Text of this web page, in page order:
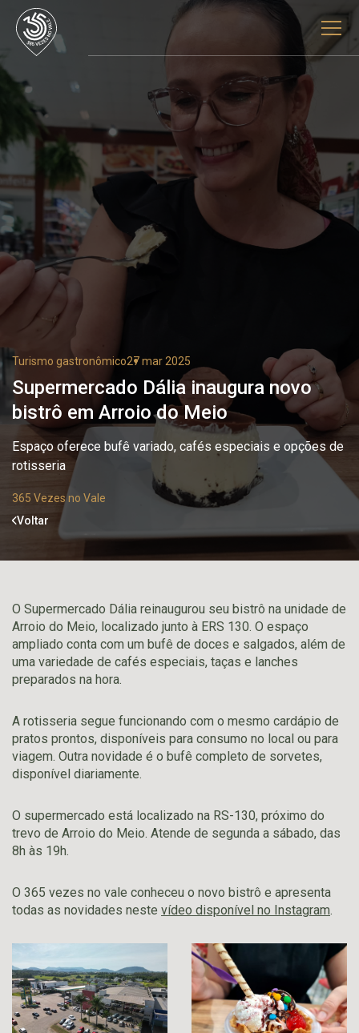
Turismo gastronômico27 mar 2025
Supermercado Dália inaugura novo
bistrô em Arroio do Meio
Espaço oferece bufê variado, cafés especiais e opções de
rotisseria
365 Vezes no Vale
Voltar
O Supermercado Dália reinaugurou seu bistrô na unidade de
Arroio do Meio, localizado junto à ERS 130. O espaço
ampliado conta com um bufê de doces e salgados, além de
uma variedade de cafés especiais, taças e lanches
preparados na hora.
A rotisseria segue funcionando com o mesmo cardápio de
pratos prontos, disponíveis para consumo no local ou para
viagem. Outra novidade é o bufê completo de sorvetes,
disponível diariamente.
O supermercado está localizado na RS-130, próximo do
trevo de Arroio do Meio. Atende de segunda a sábado, das
8h às 19h.
O 365 vezes no vale conheceu o novo bistrô e apresenta
todas as novidades neste vídeo disponível no Instagram.